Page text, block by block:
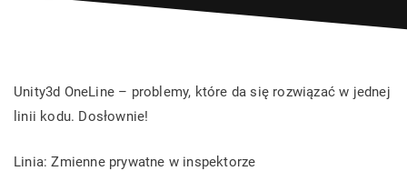
Unity3d OneLine – problemy, które da się rozwiązać w jednej
linii kodu. Dosłownie!
Linia: Zmienne prywatne w inspektorze